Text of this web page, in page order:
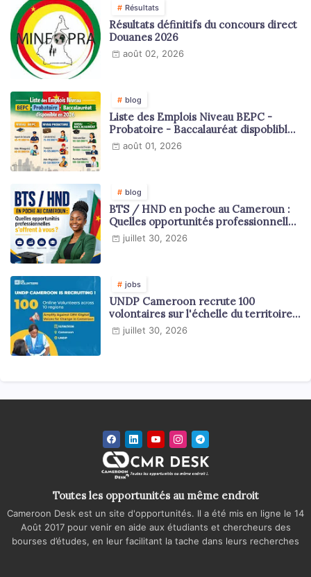
Résultats
Résultats définitifs du concours direct
Douanes 2026
août 02, 2026
blog
Liste des Emplois Niveau BEPC -
Probatoire - Baccalauréat dispoblible
en 2026
août 01, 2026
blog
BTS / HND en poche au Cameroun :
Quelles opportunités professionnelles
s'offrent à vous ?
juillet 30, 2026
jobs
UNDP Cameroon recrute 100
volontaires sur l'échelle du territoire
national
juillet 30, 2026
Toutes les opportunités au même endroit
Cameroon Desk est un site d'opportunités. Il a été mis en ligne le 14
Août 2017 pour venir en aide aux étudiants et chercheurs des
bourses d’études, en leur facilitant la tache dans leurs recherches